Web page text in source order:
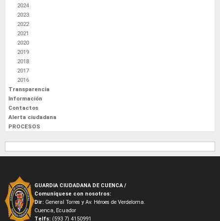
2024
2023
2022
2021
2020
2019
2018
2017
2016
Transparencia
Información
Contactos
Alerta ciudadana
PROCESOS
GUARDIA CIUDADANA DE CUENCA /
Comuníquese con nosotros:
Dir: General Torres y Av. Héroes de Verdeloma.
Cuenca, Ecuador
Telfs: (593 7) 4150991